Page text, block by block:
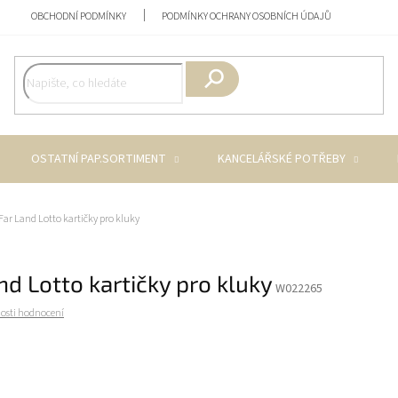
OBCHODNÍ PODMÍNKY PODMÍNKY OCHRANY OSOBNÍCH ÚDAJŮ
OSTATNÍ PAP.SORTIMENT KANCELÁŘSKÉ POTŘEBY
Land Lotto kartičky pro kluky
Lotto kartičky pro kluky W022265
hodnocení